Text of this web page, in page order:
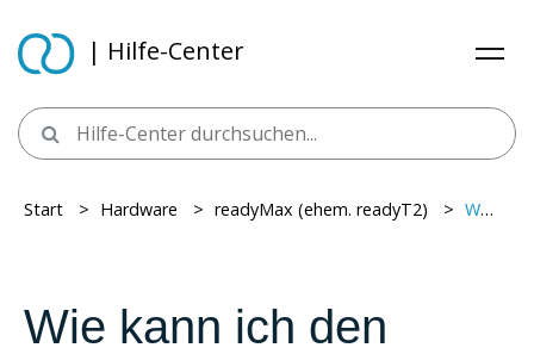
| Hilfe-Center
Start > ​ Hardware > ​ readyMax (ehem. readyT2) > ​ Wie kann ich den Browser auf meinem readyMax (T2s) aktualisieren?
Wie kann ich den